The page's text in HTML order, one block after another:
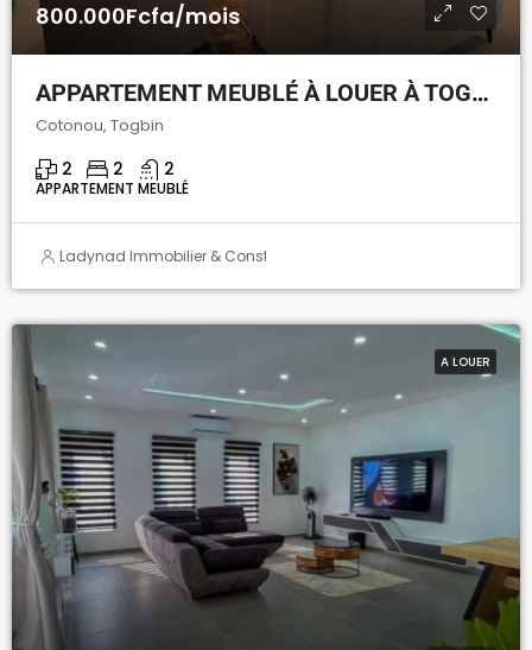
800.000Fcfa/mois
APPARTEMENT MEUBLÉ À LOUER À TOGBIN PLAGE
Cotonou, Togbin
2 2 2
APPARTEMENT MEUBLÉ
Ladynad Immobilier & Construction
A LOUER